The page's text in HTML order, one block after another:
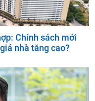
Chính sách mới
nhà tăng cao?